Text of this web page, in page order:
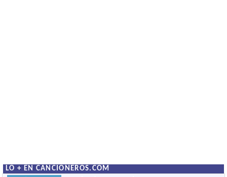
LO + EN CANCIONEROS.COM